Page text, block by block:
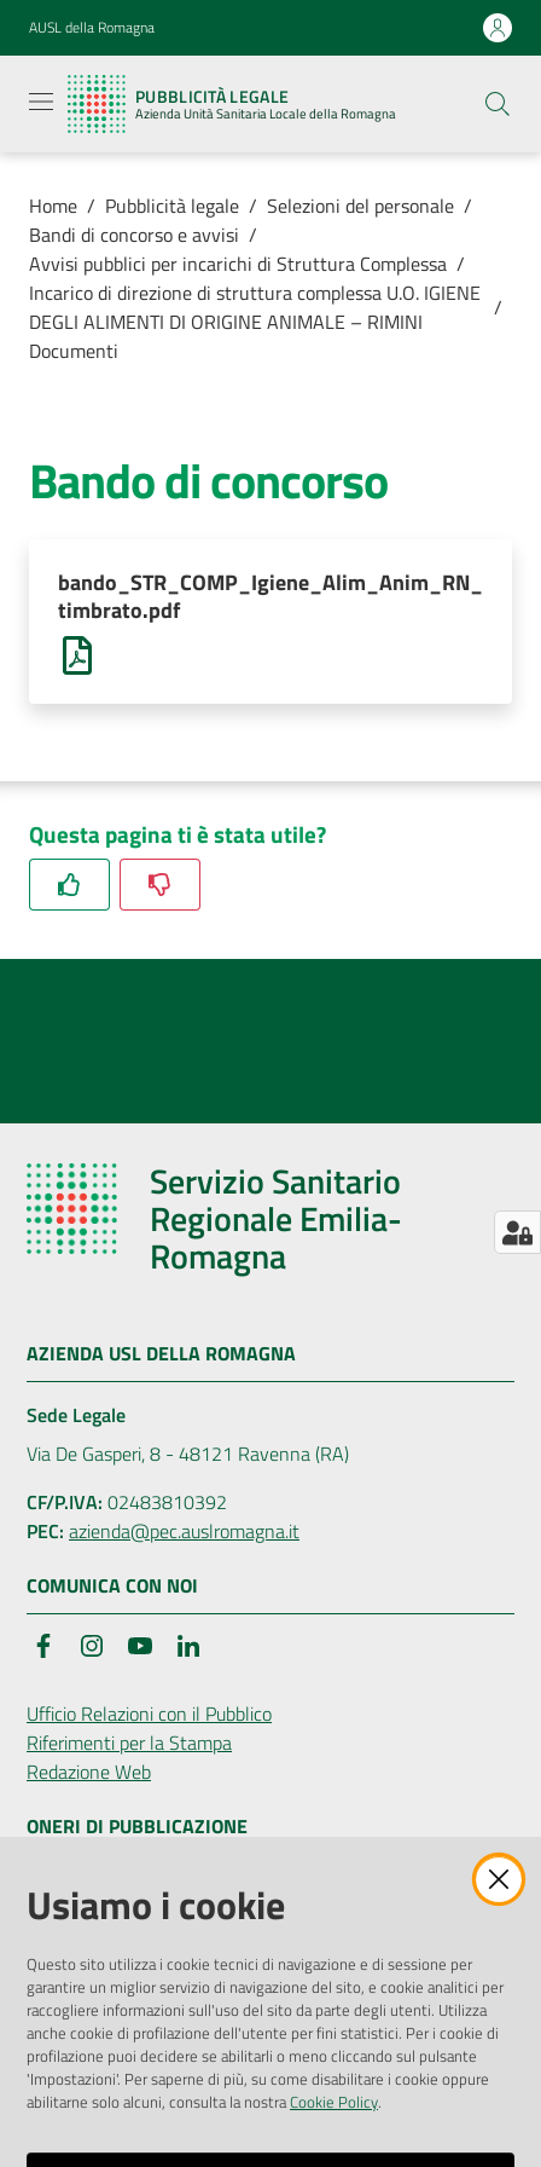
Vai al contenuto
Vai alla navigazione
Vai al footer
AUSL della Romagna
PUBBLICITÀ LEGALE
Azienda Unità Sanitaria Locale della Romagna
legale
Azienda
Unità
Locale della
Azienda
Luoghi di
cura
AUSL
Comunica
Home / Pubblicità legale / Selezioni del personale /
Bandi di concorso e avvisi /
Avvisi pubblici per incarichi di Struttura Complessa /
Incarico di direzione di struttura complessa U.O. IGIENE
DEGLI ALIMENTI DI ORIGINE ANIMALE – RIMINI
/
Documenti
Bando di concorso
bando_STR_COMP_Igiene_Alim_Anim_RN_
timbrato.pdf
Questa pagina ti è stata utile?
Servizio Sanitario
Regionale Emilia-
Romagna
AZIENDA USL DELLA ROMAGNA
Sede Legale
Via De Gasperi, 8 - 48121 Ravenna (RA)
CF/P.IVA: 02483810392
PEC: azienda@pec.auslromagna.it
COMUNICA CON NOI
FacebookInstagramYouTube
Ufficio Relazioni con il Pubblico
Riferimenti per la Stampa
Redazione Web
ONERI DI PUBBLICAZIONE
Amministrazione Trasparente
Pubblicità legale
Privacy Policy
Attuazione Misure PNRR
Liste di Attesa
ENTI, IMPRESE E PARTNER
Fatturazione Elettronica
Usiamo i cookie
Questo sito utilizza i cookie tecnici di navigazione e di sessione per
garantire un miglior servizio di navigazione del sito, e cookie analitici per
raccogliere informazioni sull'uso del sito da parte degli utenti. Utilizza
anche cookie di profilazione dell'utente per fini statistici. Per i cookie di
profilazione puoi decidere se abilitarli o meno cliccando sul pulsante
'Impostazioni'. Per saperne di più, su come disabilitare i cookie oppure
abilitarne solo alcuni, consulta la nostraCookie Policy.